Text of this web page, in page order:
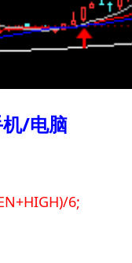
/电脑
6;